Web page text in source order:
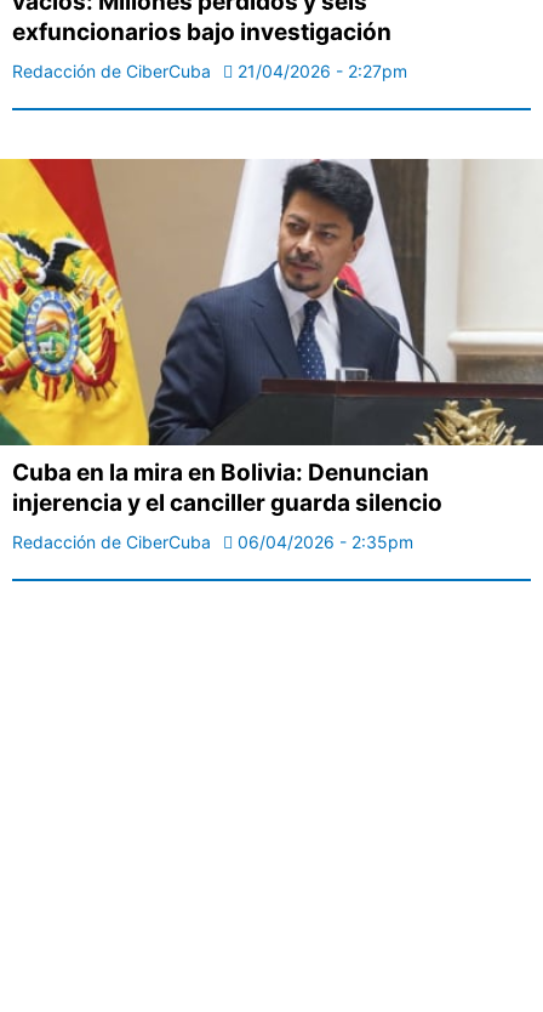
exfuncionarios bajo investigación
Redacción de CiberCuba 21/04/2026 - 2:27pm
Cuba en la mira en Bolivia: Denuncian
injerencia y el canciller guarda silencio
Redacción de CiberCuba 06/04/2026 - 2:35pm